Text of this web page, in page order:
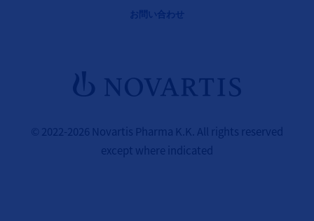
お問い合わせ
© 2022-2026 Novartis Pharma K.K. All rights reserved
except where indicated